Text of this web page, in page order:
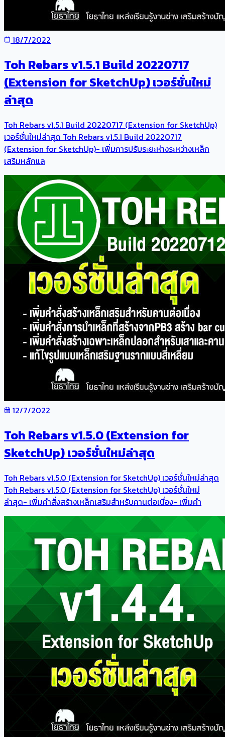
18/7/2022
Toh Rebars v1.5.1 Build 20220717
(Extension for SketchUp) เวอร์ชั่นใหม่
ล่าสุด
Toh Rebars v1.5.1 Build 20220717 (Extension for SketchUp)
เวอร์ชั่นใหม่ล่าสุด Toh Rebars v1.5.1 Build 20220717
(Extension for SketchUp)- เพิ่มการปรับระยะห่างระหว่างเหล็ก
เสริมหลักแล
12/7/2022
Toh Rebars v1.5.0 (Extension for
SketchUp) เวอร์ชั่นใหม่ล่าสุด
Toh Rebars v1.5.0 (Extension for SketchUp) เวอร์ชั่นใหม่ล่าสุด
Toh Rebars v1.5.0 (Extension for SketchUp) เวอร์ชั่นใหม่
ล่าสุด- เพิ่มคำสั่งสร้างเหล็กเสริมสำหรับคานต่อเนื่อง- เพิ่มคำ